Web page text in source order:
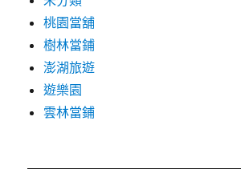
桃園當舖
樹林當鋪
澎湖旅遊
遊樂園
雲林當鋪